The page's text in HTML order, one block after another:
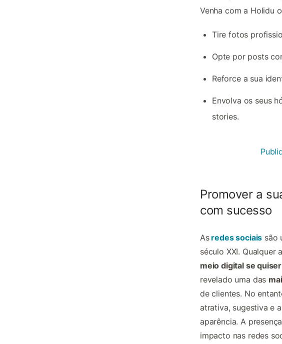
Venha com a Holidu
Tire fotos
Opte por posts
Reforce a sua
Envolva os seus
stories.
Promover a
com sucesso
Asredes sociais são
século XXI. Qualquer
meio digital se
revelado uma das
de clientes. No
atrativa, sugestiva e
aparência. A
impacto nas redes